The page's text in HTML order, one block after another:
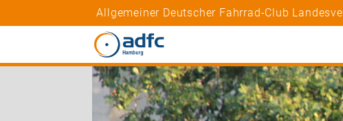
Allgemeiner Deutscher Fahrrad-Club